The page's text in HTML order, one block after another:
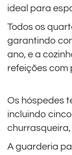
ideal para
Todos os
garantindo
ano, e a
refeições com
Os hóspedes
incluindo
A guarderia